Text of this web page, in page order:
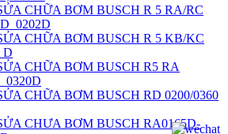
CHỮA BƠM BUSCH R 5 RA/RC
CHỮA BƠM BUSCH R 5 KB/KC
D
CHỮA BƠM BUSCH R5 RA
CHỮA BƠM BUSCH RD 0200/0360
CHƯA BƠM BUSCH RA0165D-